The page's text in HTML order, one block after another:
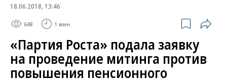
18.06.2018, 13:46
648 1 мин.
«Партия Роста» подала заявку
на проведение митинга против
повышения пенсионного